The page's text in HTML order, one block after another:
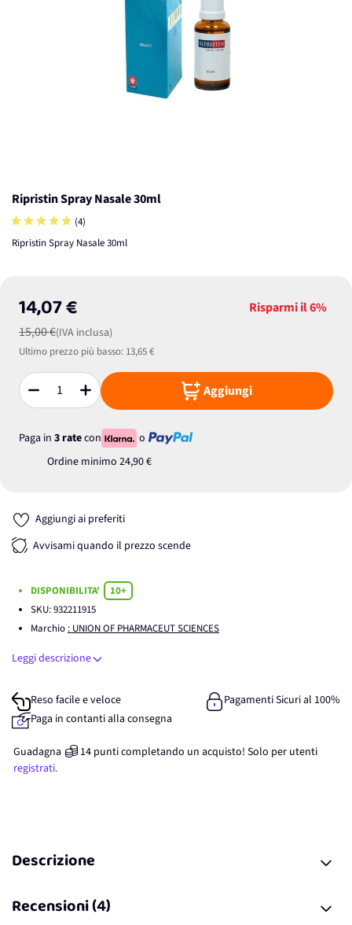
Ripristin Spray Nasale 30ml
(4)
Ripristin Spray Nasale 30ml
14,07 €
15,00 €(IVA inclusa)
Risparmi il6%
Ultimo prezzo più basso: 13,65 €
Quantità Aggiungi
Paga in 3 ratecon
o
Ordine minimo 24,90 €
Aggiungi ai preferiti
Avvisami quando il prezzo scende
DISPONIBILITA'
10+
SKU:932211915
Marchio : UNION OF PHARMACEUT SCIENCES
Leggi descrizione
Reso facile e veloce
Pagamenti Sicuri al 100%
Paga in contanti alla consegna
Guadagna 14 punticompletando un acquisto! Solo per utenti
registrati.
Descrizione
Recensioni (4)